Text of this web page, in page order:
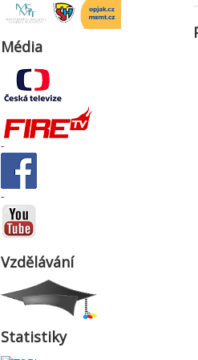
Média
-
-
Vzdělávání
Statistiky